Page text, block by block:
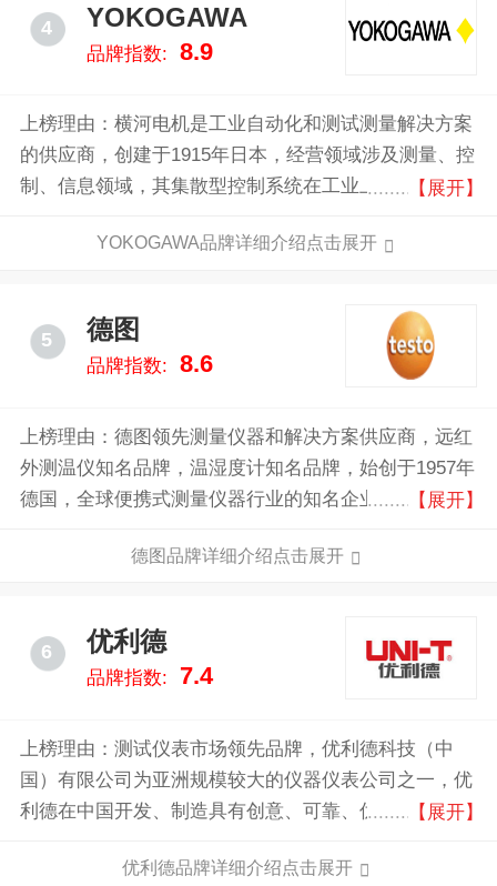
4 YOKOGAWA
品牌指数: 8.9
上榜理由：横河电机是工业自动化和测试测量解决方案
的供应商，创建于1915年日本，经营领域涉及测量、控
制、信息领域，其集散型控制系统在工业上有较大影响
【展开】
YOKOGAWA品牌详细介绍点击展开
5 德图
品牌指数: 8.6
上榜理由：德图领先测量仪器和解决方案供应商，远红
外测温仪知名品牌，温湿度计知名品牌，始创于1957年
德国，全球便携式测量仪器行业的知名企业之一，全球
【展开】
德图品牌详细介绍点击展开
6 优利德
品牌指数: 7.4
上榜理由：测试仪表市场领先品牌，优利德科技（中
国）有限公司为亚洲规模较大的仪器仪表公司之一，优
利德在中国开发、制造具有创意、可靠、优质和安全易
【展开】
优利德品牌详细介绍点击展开